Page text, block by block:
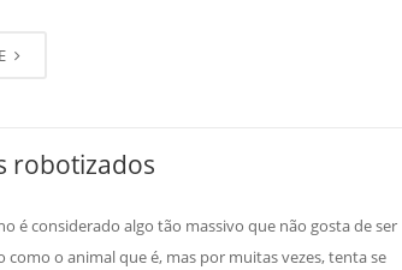
robotizados
é considerado algo tão massivo que não gosta de ser
como o animal que é, mas por muitas vezes, tenta se